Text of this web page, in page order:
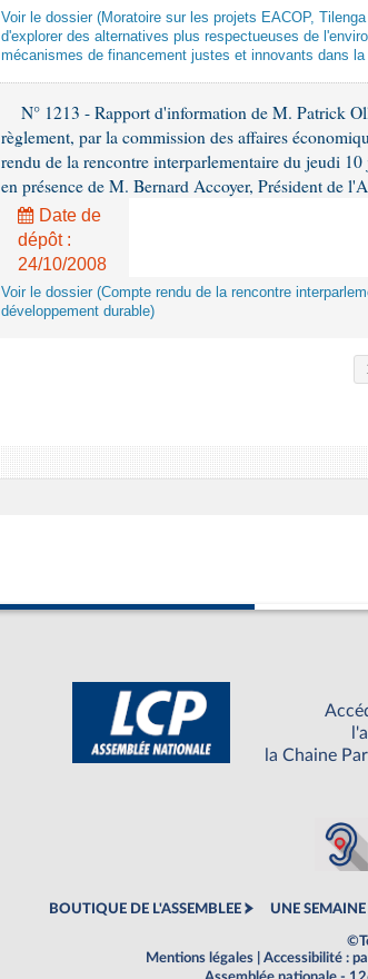
Voir le dossier (Moratoire sur les projets EACOP,
d'explorer des alternatives plus respectueuses de
mécanismes de financement justes et innovants dans
N° 1213 - Rapport d'information de M. Patrick
règlement, par la commission des affaires
rendu de la rencontre interparlementaire du jeudi
en présence de M. Bernard Accoyer, Président de
Date de
dépôt :
24/10/2008
Voir le dossier (Compte rendu de la rencontre
développement durable)
la Chaine
BOUTIQUE DE L'ASSEMBLEE UNE SEMAINE
Mentions légales
Accessibilité :